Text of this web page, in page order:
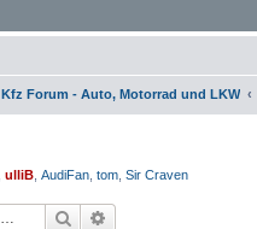
Kfz Forum - Auto, Motorrad und LKW
ulliB AudiFan tom Sir Craven
Suche